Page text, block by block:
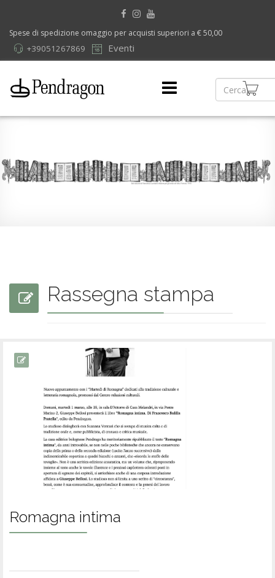
Spese di spedizione omaggio per acquisti superiori a € 50,00
Eventi
+39051267869
Rassegna stampa
Romagna intima